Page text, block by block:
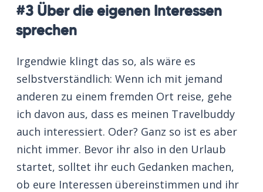
#3 Über die eigenen Interessen
sprechen
Irgendwie klingt das so, als wäre es
selbstverständlich: Wenn ich mit jemand
anderen zu einem fremden Ort reise, gehe
ich davon aus, dass es meinen Travelbuddy
auch interessiert. Oder? Ganz so ist es aber
nicht immer. Bevor ihr also in den Urlaub
startet, solltet ihr euch Gedanken machen,
ob eure Interessen übereinstimmen und ihr